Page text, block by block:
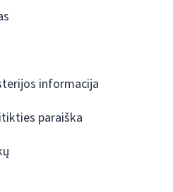
informacija
paraiška